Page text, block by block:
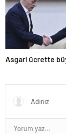
Asgari ücrette